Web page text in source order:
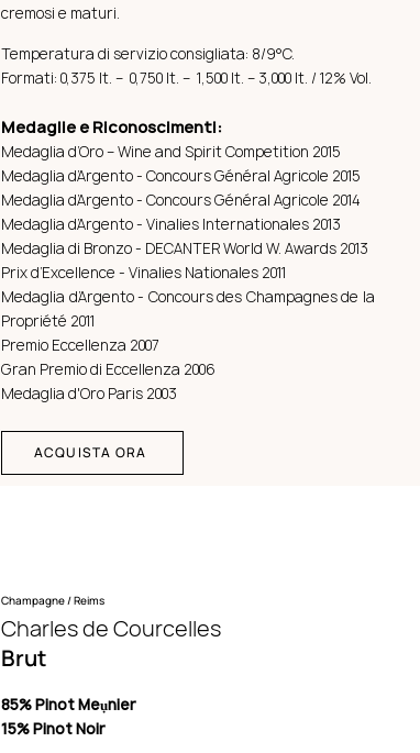
cremosi e maturi.
Temperatura di servizio consigliata: 8/9°C.
Formati: 0,375 lt. – 0,750 lt. – 1,500 lt. – 3,000 lt. / 12% Vol.
Medaglie e Riconoscimenti:
Medaglia d’Oro – Wine and Spirit Competition 2015
Medaglia d’Argento - Concours Général Agricole 2015
Medaglia d’Argento - Concours Général Agricole 2014
Medaglia d’Argento - Vinalies Internationales 2013
Medaglia di Bronzo - DECANTER World W. Awards 2013
Prix d’Excellence - Vinalies Nationales 2011
Medaglia d’Argento - Concours des Champagnes de la
Propriété 2011
Premio Eccellenza 2007
Gran Premio di Eccellenza 2006
Medaglia d'Oro Paris 2003
ACQUISTA ORA
Champagne / Reims
Charles de Courcelles
Brut
85% Pinot Meụnier
15% Pinot Noir